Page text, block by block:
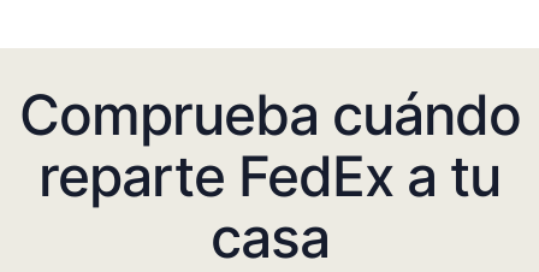
Comprueba cuándo
reparte FedEx a tu
casa